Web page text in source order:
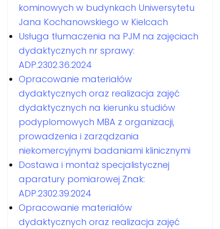
kominowych w budynkach Uniwersytetu
Jana Kochanowskiego w Kielcach
Usługa tłumaczenia na PJM na zajęciach
dydaktycznych nr sprawy:
ADP.2302.36.2024
Opracowanie materiałów
dydaktycznych oraz realizacja zajęć
dydaktycznych na kierunku studiów
podyplomowych MBA z organizacji,
prowadzenia i zarządzania
niekomercyjnymi badaniami klinicznymi
Dostawa i montaż specjalistycznej
aparatury pomiarowej Znak:
ADP.2302.39.2024
Opracowanie materiałów
dydaktycznych oraz realizacja zajęć